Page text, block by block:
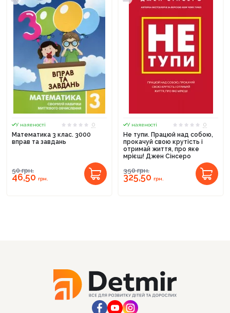
У наявності
0
Математика 3 клас. 3000
вправ та завдань
50грн.
46,50 грн.
У наявності
0
Не тупи. Працюй над собою,
прокачуй свою крутість і
отримай життя, про яке
мрієш! Джен Сінсеро
350грн.
325,50 грн.